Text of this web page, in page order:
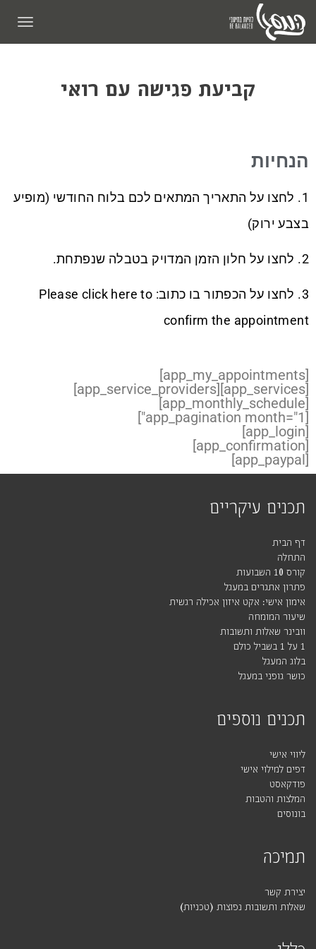
קביעת פגישה עם רואי
הנחיות
1. לחצו על התאריך המתאים לכם בלוח החודשי (מופיע
בצבע ירוק)
2. לחצו על חלון הזמן המדויק בטבלה שנפתחת.
3. לחצו על הכפתור בו כתוב: Please click here to
confirm the appointment
[app_my_appointments]
[app_services]
[app_service_providers]
[app_monthly_schedule]
[app_pagination month="1"]
[app_login]
[app_confirmation]
[app_paypal]
תכנים עיקריים
דף הבית
התחלה
קורס 10 השבועות
פתרון אתגרים במעגל
אימון אישי: אקט איזון אכילה רגשית
שיעור המומחה
וובינר שאלות ותשובות
1 על 1 בשביל כולם
בלוג המעגל
כושר גופני במעגל
תכנים נוספים
ליווי אישי
דפים למילוי אישי
פודקאסט
המלצות והטבות
בונוסים
תמיכה
יצירת קשר
שאלות ותשובות נפוצות (טכניות)